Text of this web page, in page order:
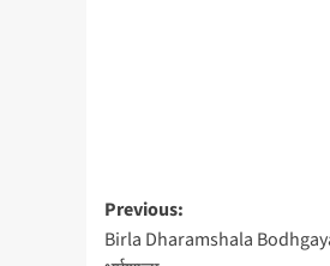
Previous:
Birla Dharamshala